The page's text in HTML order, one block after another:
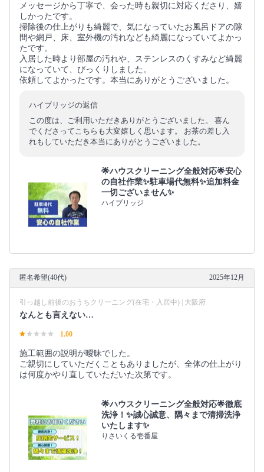
メッセージから丁寧で、会った時も親切に対応くださり、嬉
しかったです。
掃除後の仕上がりも綺麗で、気になっていたお風呂ドアの隙
間や網戸、床、室外機の汚れなども綺麗になっていてよかっ
たです。
入居した時より部屋の汚れや、ステンレスのくすみなど綺麗
になっていて、びっくりしました。
依頼してよかったです。本当にありがとうございました。
ハイブリッジの返信
この度は、ご利用いただきありがとうございました。 喜ん
でくださってこちらも大変嬉しく思います。 お茶の差し入
れもしていただき本当にありがとうございました。
🌟ハウスクリーニング全般対応🌟安心
の自社作業✨️駐車場代無料✨️追加料金
一切ございません✨
ハイブリッジ
匿名希望(40代) 2025年12月
引っ越し前後のおうちクリーニング(在宅・入居中) | 大阪府
なんとも言えない…
1.00
施工範囲の説明が曖昧でした。
ご親切にしていただくこともありましたが、全体の仕上がり
は何度かやり直していただいた次第です。
🌟ハウスクリーニング全般対応🌟徹底
洗浄！✨誠心誠意、隅々まで清掃洗浄
いたします✨
りさいくる壱番屋